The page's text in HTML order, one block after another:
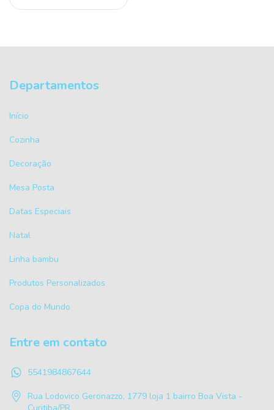
Departamentos
Início
Cozinha
Decoração
Mesa Posta
Datas Especiais
Natal
Linha bambu
Produtos Personalizados
Copa do Mundo
Entre em contato
5541984867644
Rua Lodovico Geronazzo, 1779 loja 1 bairro Boa Vista -